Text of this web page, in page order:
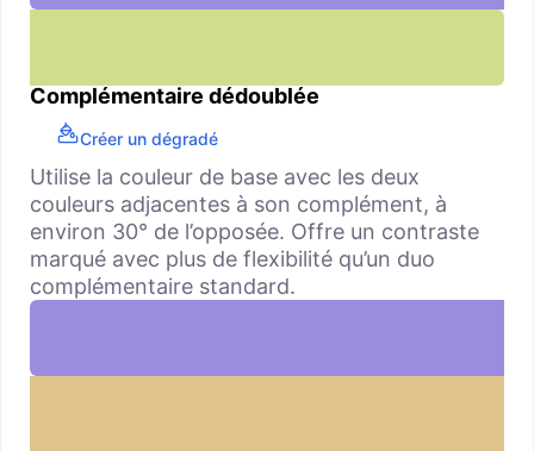
Complémentaire dédoublée
Créer un dégradé
Utilise la couleur de base avec les deux
couleurs adjacentes à son complément, à
environ 30° de l’opposée. Offre un contraste
marqué avec plus de flexibilité qu’un duo
complémentaire standard.